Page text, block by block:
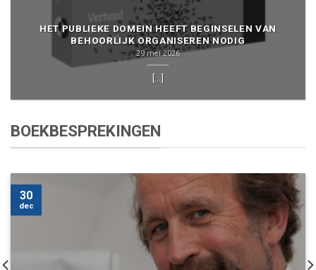
HET PUBLIEKE DOMEIN HEEFT BEGINSELEN VAN
BEHOORLIJK ORGANISEREN NODIG
29 mei 2026
[...]
BOEKBESPREKINGEN
30
dec